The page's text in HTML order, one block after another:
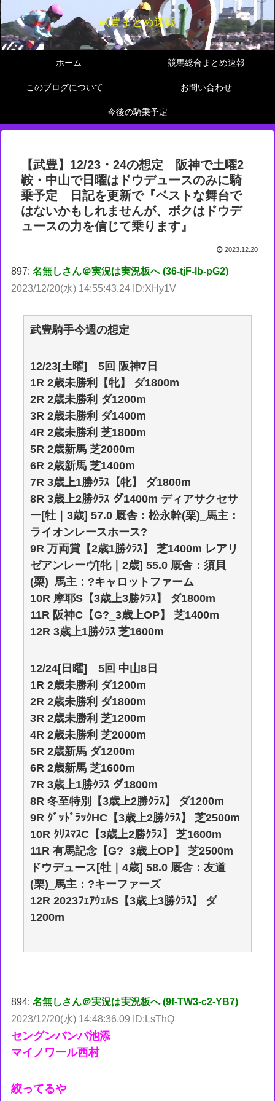
武豊まとめ速報
ホーム 競馬総合まとめ速報
このブログについて お問い合わせ
今後の騎乗予定
【武豊】12/23・24の想定 阪神で土曜2
鞍・中山で日曜はドウデュースのみに騎
乗予定 日記を更新で『ベストな舞台で
はないかもしれませんが、ボクはドウデ
ュースの力を信じて乗ります』
2023.12.20
897:名無しさん＠実況は実況板へ (36-tjF-lb-pG2)
2023/12/20(水) 14:55:43.24 ID:XHy1V
武豊騎手今週の想定
12/23[土曜] 5回 阪神7日
1R 2歳未勝利【牝】 ダ1800m
2R 2歳未勝利 ダ1200m
3R 2歳未勝利 ダ1400m
4R 2歳未勝利 芝1800m
5R 2歳新馬 芝2000m
6R 2歳新馬 芝1400m
7R 3歳上1勝ｸﾗｽ【牝】 ダ1800m
8R 3歳上2勝ｸﾗｽ ダ1400m ディアサクセサ
ー[牡｜3歳] 57.0 厩舎：松永幹(栗)_馬主：
ライオンレースホース?
9R 万両賞【2歳1勝ｸﾗｽ】 芝1400m レアリ
ゼアンレーヴ[牝｜2歳] 55.0 厩舎：須貝
(栗)_馬主：?キャロットファーム
10R 摩耶S【3歳上3勝ｸﾗｽ】 ダ1800m
11R 阪神C【G?_3歳上OP】 芝1400m
12R 3歳上1勝ｸﾗｽ 芝1600m
12/24[日曜] 5回 中山8日
1R 2歳未勝利 ダ1200m
2R 2歳未勝利 ダ1800m
3R 2歳未勝利 芝1200m
4R 2歳未勝利 芝2000m
5R 2歳新馬 ダ1200m
6R 2歳新馬 芝1600m
7R 3歳上1勝ｸﾗｽ ダ1800m
8R 冬至特別【3歳上2勝ｸﾗｽ】 ダ1200m
9R ｸﾞｯﾄﾞﾗｯｸHC【3歳上2勝ｸﾗｽ】 芝2500m
10R ｸﾘｽﾏｽC【3歳上2勝ｸﾗｽ】 芝1600m
11R 有馬記念【G?_3歳上OP】 芝2500m
ドウデュース[牡｜4歳] 58.0 厩舎：友道
(栗)_馬主：?キーファーズ
12R 2023ﾌｪｱｳｪﾙS【3歳上3勝ｸﾗｽ】 ダ
1200m
894:名無しさん＠実況は実況板へ (9f-TW3-c2-YB7)
2023/12/20(水) 14:48:36.09 ID:LsThQ
セングンバンバ池添
マイノワール西村
絞ってるや